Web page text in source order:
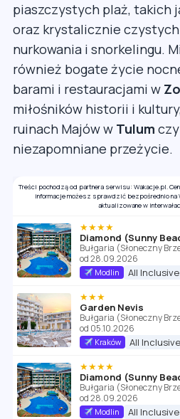
piaszczystych plaż, takich
oraz krystalicznie
nurkowania i snorkelingu.
również bogate życie
barami i restauracjami w
miłośników historii i
ruinach Majów w Tulum czy
niezapomniane przeżycie.
Treści pochodzą od partnera serwisu: Wakacje.pl.
informacje możesz sprawdzić bezpośrednio na
aktualizowane w
★★★★
Diamond (Sunny
Bułgaria (Słoneczny
od 28.09.2026
Modlin All Inclusive
★★★
Garden Nevis
Bułgaria (Słoneczny
od 05.10.2026
Kraków All Inclusive
★★★★
Diamond (Sunny
Bułgaria (Słoneczny
od 28.09.2026
Modlin All Inclusive